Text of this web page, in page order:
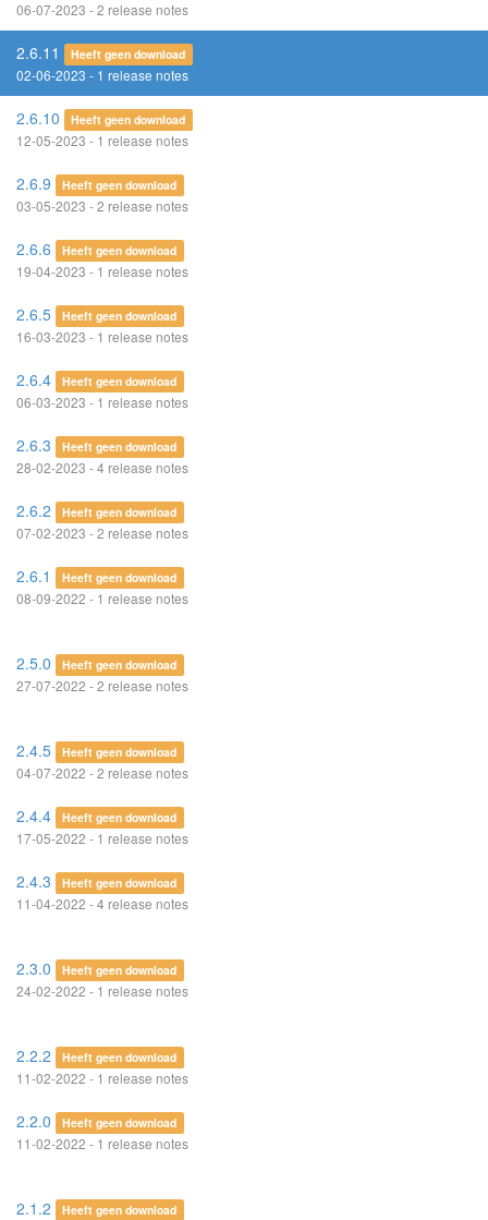
06-07-2023 - 2 release notes
2.6.11 Heeft geen download
02-06-2023 - 1 release notes
2.6.10 Heeft geen download
12-05-2023 - 1 release notes
2.6.9 Heeft geen download
03-05-2023 - 2 release notes
2.6.6 Heeft geen download
19-04-2023 - 1 release notes
2.6.5 Heeft geen download
16-03-2023 - 1 release notes
2.6.4 Heeft geen download
06-03-2023 - 1 release notes
2.6.3 Heeft geen download
28-02-2023 - 4 release notes
2.6.2 Heeft geen download
07-02-2023 - 2 release notes
2.6.1 Heeft geen download
08-09-2022 - 1 release notes
2.5.0 Heeft geen download
27-07-2022 - 2 release notes
2.4.5 Heeft geen download
04-07-2022 - 2 release notes
2.4.4 Heeft geen download
17-05-2022 - 1 release notes
2.4.3 Heeft geen download
11-04-2022 - 4 release notes
2.3.0 Heeft geen download
24-02-2022 - 1 release notes
2.2.2 Heeft geen download
11-02-2022 - 1 release notes
2.2.0 Heeft geen download
11-02-2022 - 1 release notes
2.1.2 Heeft geen download